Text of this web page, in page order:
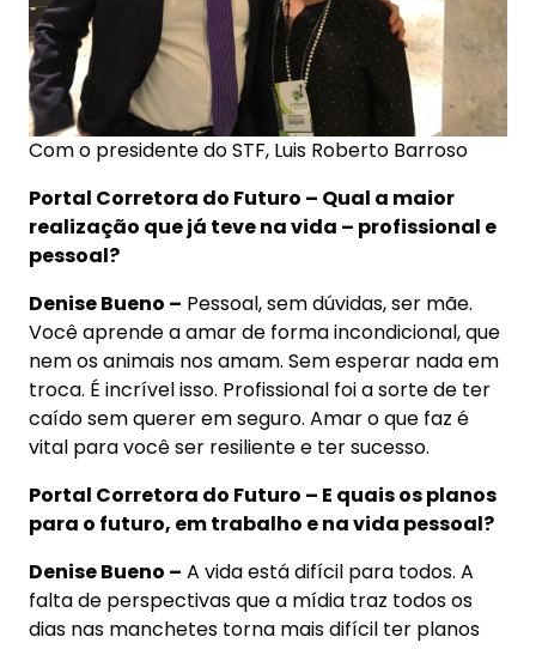
Com o presidente do STF, Luis Roberto Barroso
Portal Corretora do Futuro – Qual a maior
realização que já teve na vida – profissional e
pessoal?
Denise Bueno – Pessoal, sem dúvidas, ser mãe.
Você aprende a amar de forma incondicional, que
nem os animais nos amam. Sem esperar nada em
troca. É incrível isso. Profissional foi a sorte de ter
caído sem querer em seguro. Amar o que faz é
vital para você ser resiliente e ter sucesso.
Portal Corretora do Futuro – E quais os planos
para o futuro, em trabalho e na vida pessoal?
Denise Bueno – A vida está difícil para todos. A
falta de perspectivas que a mídia traz todos os
dias nas manchetes torna mais difícil ter planos